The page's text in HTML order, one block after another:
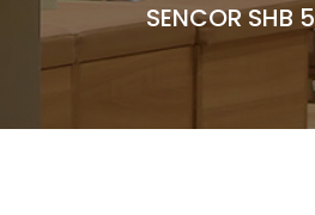
SENCOR SHB